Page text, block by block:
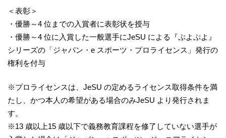
＜表彰＞
・優勝～4 位までの入賞者に表彰状を授与
・優勝～4 位に入賞した一般選手にJeSU による『ぷよぷよ』
シリーズの「ジャパン・e スポーツ・プロライセンス」発行の
権利を付与
※プロライセンスは、JeSU の定めるライセンス取得条件を満
たし、かつ本人の希望がある場合のみJeSU より発行されま
す。
※13 歳以上15 歳以下で義務教育課程を修了していない選手が